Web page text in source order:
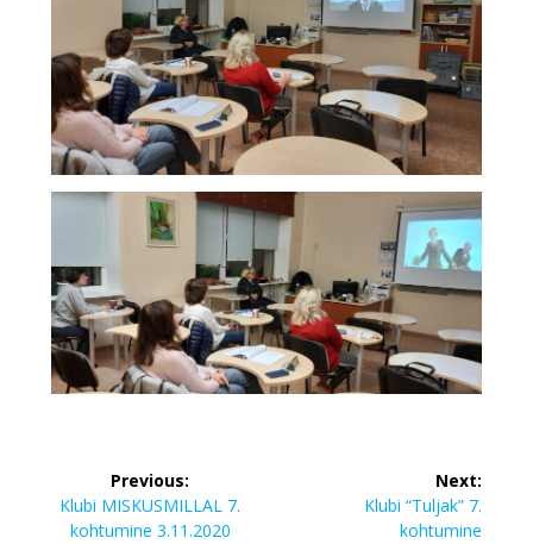
Navigeerimine
Previous:
Previous
post:
Klubi MISKUSMILLAL 7.
kohtumine 3.11.2020
Next:
Next
post:
Klubi “Tuljak” 7.
kohtumine